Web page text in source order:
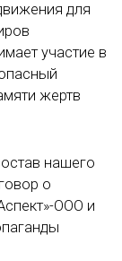
для
участие в
жертв
нашего
о
ООО и